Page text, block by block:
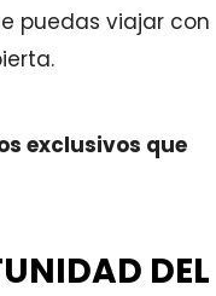
puedas viajar con
exclusivos que
DEL